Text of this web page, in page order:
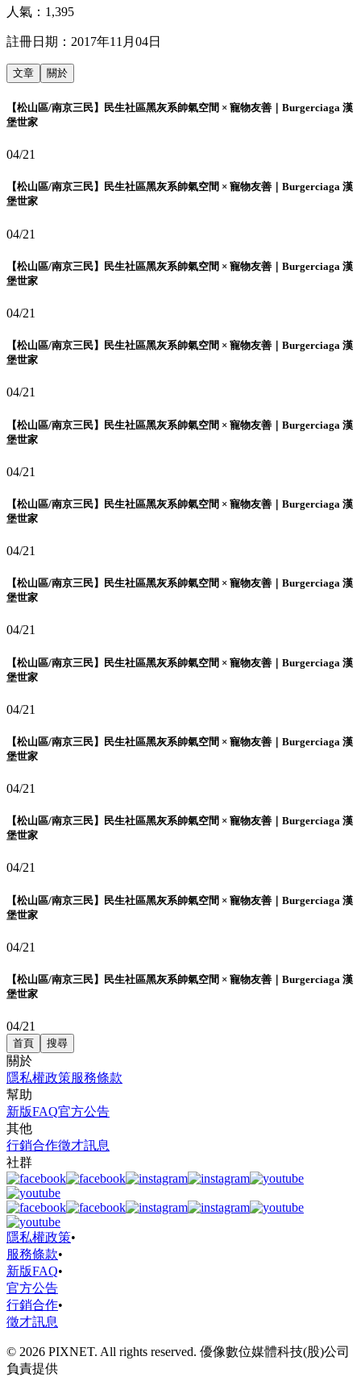
人氣： 1,395
註冊日期： 2017年11月04日
文章 關於
【松山區/南京三民】民生社區黑灰系帥氣空間 × 寵物友善｜Burgerciaga 漢
堡世家
04/21
【松山區/南京三民】民生社區黑灰系帥氣空間 × 寵物友善｜Burgerciaga 漢
堡世家
04/21
【松山區/南京三民】民生社區黑灰系帥氣空間 × 寵物友善｜Burgerciaga 漢
堡世家
04/21
【松山區/南京三民】民生社區黑灰系帥氣空間 × 寵物友善｜Burgerciaga 漢
堡世家
04/21
【松山區/南京三民】民生社區黑灰系帥氣空間 × 寵物友善｜Burgerciaga 漢
堡世家
04/21
【松山區/南京三民】民生社區黑灰系帥氣空間 × 寵物友善｜Burgerciaga 漢
堡世家
04/21
【松山區/南京三民】民生社區黑灰系帥氣空間 × 寵物友善｜Burgerciaga 漢
堡世家
04/21
【松山區/南京三民】民生社區黑灰系帥氣空間 × 寵物友善｜Burgerciaga 漢
堡世家
04/21
【松山區/南京三民】民生社區黑灰系帥氣空間 × 寵物友善｜Burgerciaga 漢
堡世家
04/21
【松山區/南京三民】民生社區黑灰系帥氣空間 × 寵物友善｜Burgerciaga 漢
堡世家
04/21
【松山區/南京三民】民生社區黑灰系帥氣空間 × 寵物友善｜Burgerciaga 漢
堡世家
04/21
【松山區/南京三民】民生社區黑灰系帥氣空間 × 寵物友善｜Burgerciaga 漢
堡世家
04/21
首頁 搜尋
關於
隱私權政策服務條款
幫助
新版FAQ官方公告
其他
行銷合作徵才訊息
社群
隱私權政策•
服務條款•
新版FAQ•
官方公告
行銷合作•
徵才訊息
© 2026 PIXNET. All rights reserved. 優像數位媒體科技(股)公司
負責提供